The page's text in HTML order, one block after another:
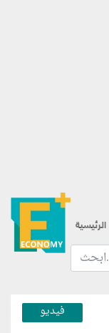
الرئيسية
فيديو